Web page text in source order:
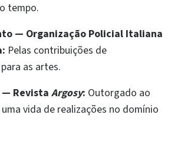
tempo.
— Organização Policial Italiana
Pelas contribuições de
as artes.
— Revista Argosy: Outorgado ao
vida de realizações no domínio